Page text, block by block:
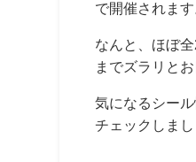
で開催されます
なんと、ほぼ
までズラリと
気になるシー
チェックしまし